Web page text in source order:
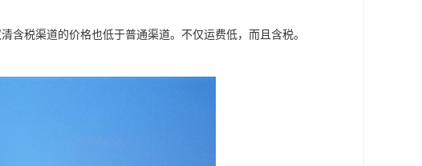
含税渠道的价格也低于普通渠道。不仅运费低，而且含税。